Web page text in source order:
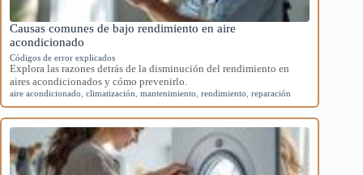
Causas comunes de bajo rendimiento en aire
acondicionado
Códigos de error explicados
Explora las razones detrás de la disminución del rendimiento en
aires acondicionados y cómo prevenirlo.
aire acondicionado climatización mantenimiento rendimiento reparación